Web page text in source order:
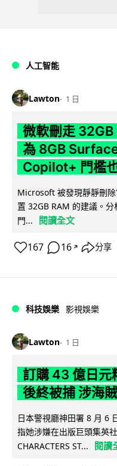
人工智能
Lawton 1 日
微軟刪走 32GB
為 8GB
Copilot+ 門檻
Microsoft 被發現靜靜刪
置 32GB RAM 的建議。
門...
閱讀全文
167 16 ↗ 分享
科技娛樂 影視娛樂
Lawton 1 日
訂購 43 億日元
後終被捕 涉海
日本警視廳神田署 8 月 6
指她涉嫌在出版巨頭集英
CHARACTERS ST...
閱讀